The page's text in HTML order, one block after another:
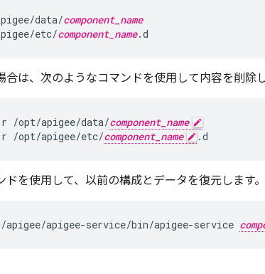
data/component_name
etc/component_name.d
合は、次のようなコマンドを使用して内容を削除し
/opt/apigee/data/component_name
r /opt/apigee/etc/component_name .d
ドを使用して、以前の構成とデータを復元します。
apigee/apigee-service/bin/apigee-service